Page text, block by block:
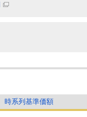
時系列基準価額